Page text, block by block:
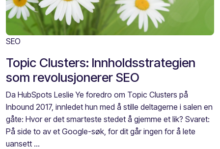
SEO
Topic Clusters: Innholdsstrategien
som revolusjonerer SEO
Da HubSpots Leslie Ye foredro om Topic Clusters på
Inbound 2017, innledet hun med å stille deltagerne i salen en
gåte: Hvor er det smarteste stedet å gjemme et lik? Svaret:
På side to av et Google-søk, for dit går ingen for å lete
uansett ...